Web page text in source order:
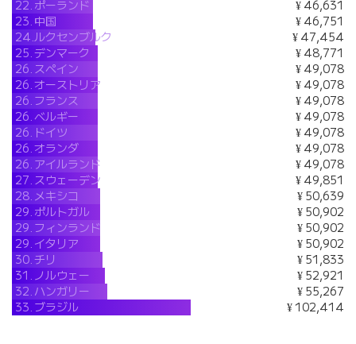
22. ポーランド
¥ 46,631
23. 中国
¥ 46,751
24.ルクセンブルク
¥ 47,454
25.デンマーク
¥ 48,771
26. スペイン
¥ 49,078
26.オーストリア
¥ 49,078
26. フランス
¥ 49,078
26.ベルギー
¥ 49,078
26. ドイツ
¥ 49,078
26.オランダ
¥ 49,078
26. アイルランド
¥ 49,078
27. スウェーデン
¥ 49,851
28. メキシコ
¥ 50,639
29. ポルトガル
¥ 50,902
29. フィンランド
¥ 50,902
29. イタリア
¥ 50,902
30.チリ
¥ 51,833
31. ノルウェー
¥ 52,921
32. ハンガリー
¥ 55,267
33. ブラジル ¥ 102,414